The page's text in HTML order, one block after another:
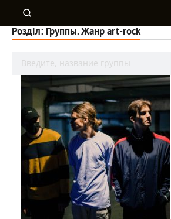
Розділ: Группы. Жанр art-rock